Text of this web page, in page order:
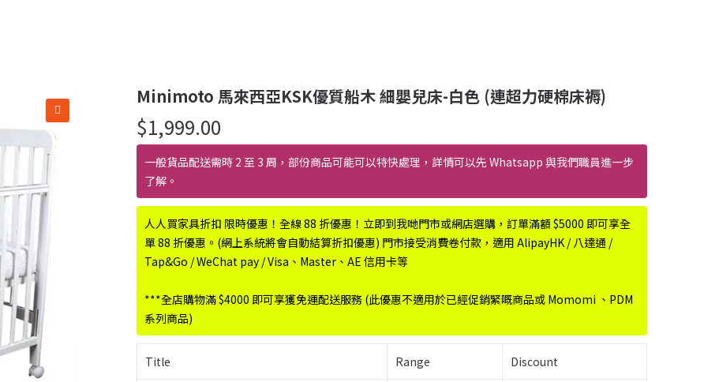
Minimoto 馬來西亞KSK優質船木 細嬰兒床-白色 (連超力硬棉床褥)
$1,999.00
一般貨品配送需時 2 至 3 周，部份商品可能可以特快處理，詳情可以先 Whatsapp 與我們職員進一步
了解。
人人買家具折扣 限時優惠！全線 88 折優惠！立即到我哋門市或網店選購，訂單滿額 $5000 即可享全
單 88 折優惠。(網上系統將會自動結算折扣優惠) 門市接受消費卷付款，適用 AlipayHK / 八達通 /
Tap&Go / WeChat pay / Visa、Master、AE 信用卡等
***全店購物滿 $4000 即可享獲免運配送服務 (此優惠不適用於已經促銷緊嘅商品或 Momomi 、PDM
系列商品)
Title Range Discount